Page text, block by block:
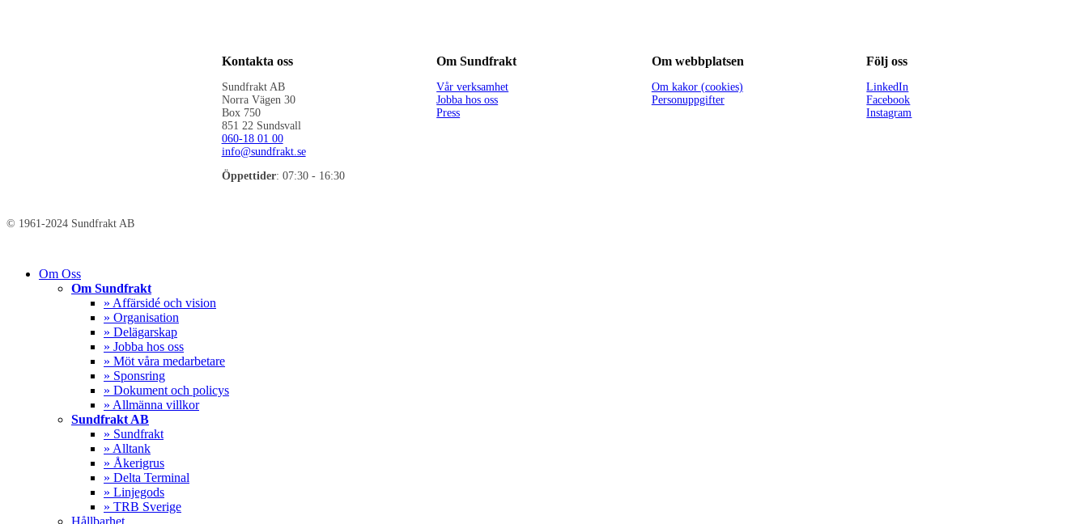
Kontakta oss
Sundfrakt AB
Norra Vägen 30
Box 750
851 22 Sundsvall
060-18 01 00
info@sundfrakt.se
Öppettider: 07:30 - 16:30
Om Sundfrakt
Vår verksamhet
Jobba hos oss
Press
Om webbplatsen
Om kakor (cookies)
Personuppgifter
Följ oss
LinkedIn
Facebook
Instagram
© 1961-2024 Sundfrakt AB
Close
Om Oss
Om Sundfrakt
» Affärsidé och vision
» Organisation
» Delägarskap
» Jobba hos oss
» Möt våra medarbetare
» Sponsring
» Dokument och policys
» Allmänna villkor
Sundfrakt AB
» Sundfrakt
» Alltank
» Åkerigrus
» Delta Terminal
» Linjegods
» TRB Sverige
Hållbarhet